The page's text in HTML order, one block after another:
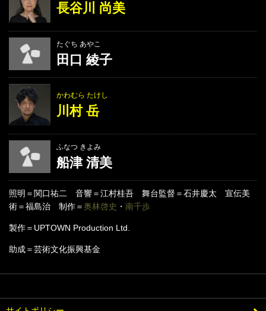
長谷川 尚美
たぐち あやこ
田口 綾子
かわむら たけし
川村 岳
ふなつ きよみ
船津 清美
照明＝関口祐二 音響＝江村桂吾 舞台監督＝石井慶太 宣伝美
術＝福島治 制作＝奥林啓史 ・ 南千歩
製作＝UPTOWN Production Ltd.
助成＝芸術文化振興基金